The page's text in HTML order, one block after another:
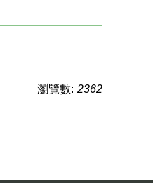
瀏覽數: 2362